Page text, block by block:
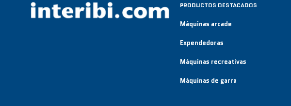
PRODUCTOS DESTACADOS
Máquinas arcade
Expendedoras
Máquinas recreativas
Máquinas de garra